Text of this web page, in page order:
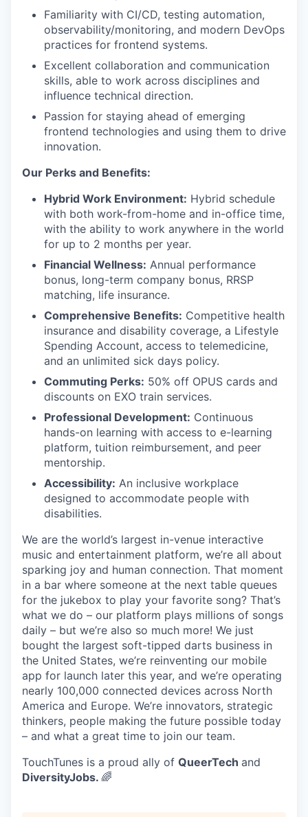
Familiarity with CI/CD, testing automation,
observability/monitoring, and modern DevOps
practices for frontend systems.
Excellent collaboration and communication
skills, able to work across disciplines and
influence technical direction.
Passion for staying ahead of emerging
frontend technologies and using them to drive
innovation.
Our Perks and Benefits:
Hybrid Work Environment: Hybrid schedule
with both work-from-home and in-office time,
with the ability to work anywhere in the world
for up to 2 months per year.
Financial Wellness: Annual performance
bonus, long-term company bonus, RRSP
matching, life insurance.
Comprehensive Benefits: Competitive health
insurance and disability coverage, a Lifestyle
Spending Account, access to telemedicine,
and an unlimited sick days policy.
Commuting Perks: 50% off OPUS cards and
discounts on EXO train services.
Professional Development: Continuous
hands-on learning with access to e-learning
platform, tuition reimbursement, and peer
mentorship.
Accessibility: An inclusive workplace
designed to accommodate people with
disabilities.
We are the world’s largest in-venue interactive
music and entertainment platform, we’re all about
sparking joy and human connection. That moment
in a bar where someone at the next table queues
for the jukebox to play your favorite song? That’s
what we do – our platform plays millions of songs
daily – but we’re also so much more! We just
bought the largest soft-tipped darts business in
the United States, we’re reinventing our mobile
app for launch later this year, and we’re operating
nearly 100,000 connected devices across North
America and Europe. We’re innovators, strategic
thinkers, people making the future possible today
– and what a great time to join our team.
TouchTunes is a proud ally of QueerTech and
DiversityJobs. 🌈